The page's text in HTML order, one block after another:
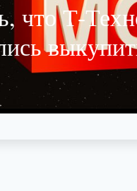
что Т-